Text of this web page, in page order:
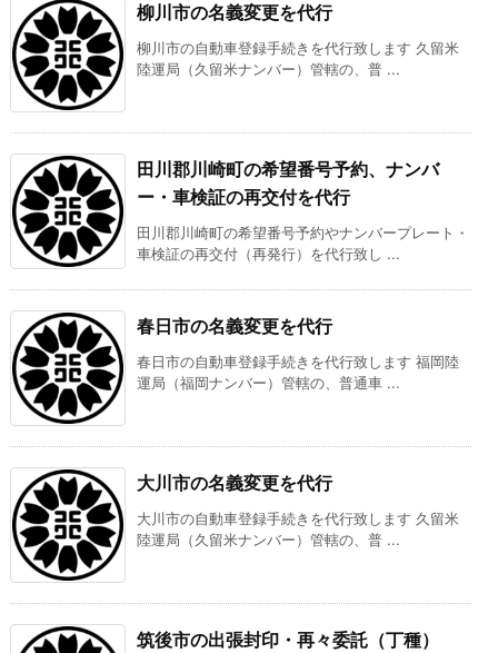
柳川市の名義変更を代行
柳川市の自動車登録手続きを代行致します 久留米
陸運局（久留米ナンバー）管轄の、普 ...
田川郡川崎町の希望番号予約、ナンバ
ー・車検証の再交付を代行
田川郡川崎町の希望番号予約やナンバープレート・
車検証の再交付（再発行）を代行致し ...
春日市の名義変更を代行
春日市の自動車登録手続きを代行致します 福岡陸
運局（福岡ナンバー）管轄の、普通車 ...
大川市の名義変更を代行
大川市の自動車登録手続きを代行致します 久留米
陸運局（久留米ナンバー）管轄の、普 ...
筑後市の出張封印・再々委託（丁種）